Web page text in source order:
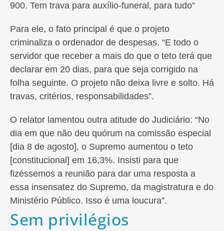
900. Tem trava para auxílio-funeral, para tudo”
Para ele, o fato principal é que o projeto
criminaliza o ordenador de despesas. “E todo o
servidor que receber a mais do que o teto terá que
declarar em 20 dias, para que seja corrigido na
folha seguinte. O projeto não deixa livre e solto. Há
travas, critérios, responsabilidades”.
O relator lamentou outra atitude do Judiciário: “No
dia em que não deu quórum na comissão especial
[dia 8 de agosto], o Supremo aumentou o teto
[constitucional] em 16,3%. Insisti para que
fizéssemos a reunião para dar uma resposta a
essa insensatez do Supremo, da magistratura e do
Ministério Público. Isso é uma loucura”.
Sem privilégios